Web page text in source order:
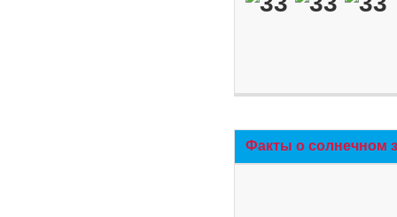
Факты о солнечном